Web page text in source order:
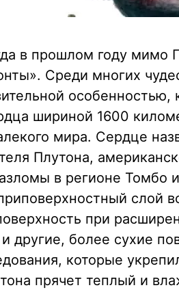
в прошлом году мимо
Среди многих
особенностью,
шириной 1600
мира. Сердце
Плутона,
в регионе Томбо
слой
при
другие, более сухие
которые
прячет теплый и